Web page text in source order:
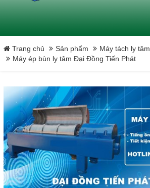
Băng tải máy ép bùn
Máy ép bùn chân không
Máy ép phân ngành chăn nuôi
Close
Trang chủ Sản phẩm
Máy tách ly tâm
Máy ép bùn ly tâm Đại Đồng Tiến Phát